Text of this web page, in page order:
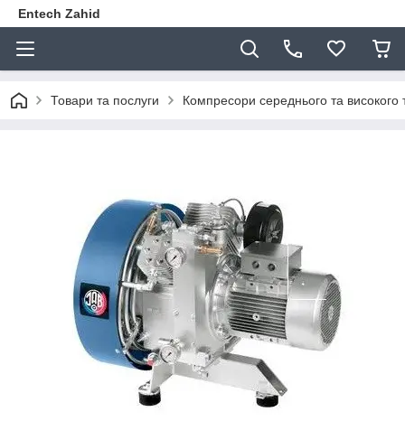
Entech Zahid
Товари та послуги Компресори середнього та високого